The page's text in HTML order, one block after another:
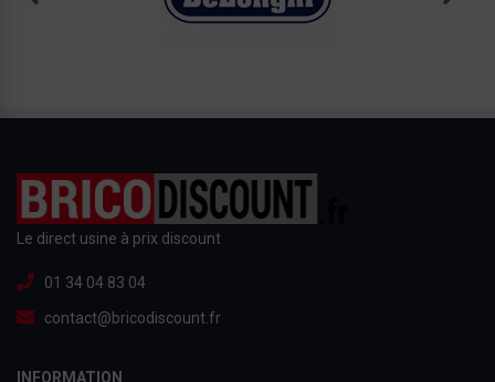
Le direct usine à prix discount
01 34 04 83 04
contact@bricodiscount.fr
INFORMATION